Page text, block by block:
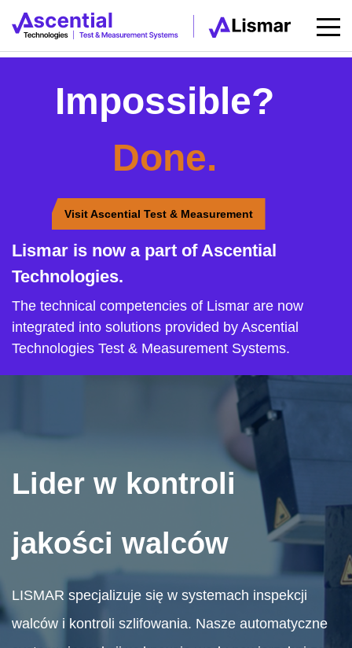
Impossible?
Done.
Visit Ascential Test & Measurement
Lismar is now a part of Ascential
Technologies.
The technical competencies of Lismar are now
integrated into solutions provided by Ascential
Technologies Test & Measurement Systems.
Lider w kontroli
jakości walców
LISMAR specjalizuje się w systemach inspekcji
walców i kontroli szlifowania. Nasze automatyczne